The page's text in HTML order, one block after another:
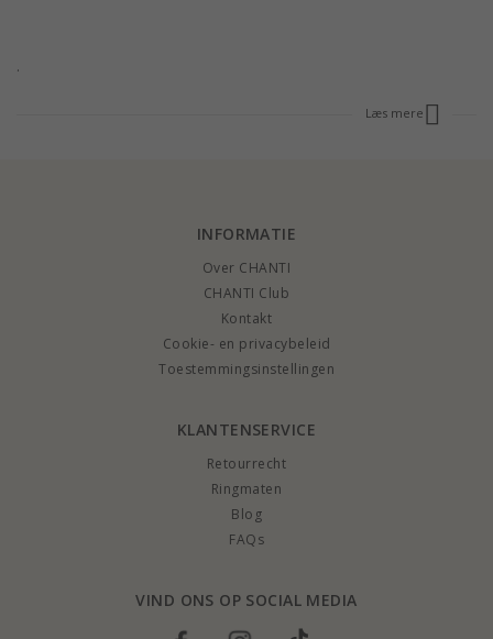
.
Læs mere
INFORMATIE
Over CHANTI
CHANTI Club
Kontakt
Cookie- en privacybeleid
Toestemmingsinstellingen
KLANTENSERVICE
Retourrecht
Ringmaten
Blog
FAQs
VIND ONS OP SOCIAL MEDIA